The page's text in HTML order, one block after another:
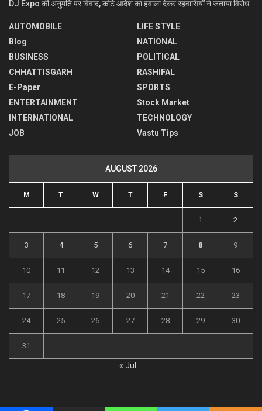
DJ Expo की अनुमति पर विवाद, कोर्ट आदेश का हवाला देकर रहवासियों ने जताया विरोध
AUTOMOBILE
Blog
BUSINESS
CHHATTISGARH
E-Paper
ENTERTAINMENT
INTERNATIONAL
JOB
LIFE STYLE
NATIONAL
POLITICAL
RASHIFAL
SPORTS
Stock Market
TECHNOLOGY
Vastu Tips
AUGUST 2026
M T W T F S S
1 2
3 4 5 6 7 8 9
10 11 12 13 14 15 16
17 18 19 20 21 22 23
24 25 26 27 28 29 30
31
« Jul